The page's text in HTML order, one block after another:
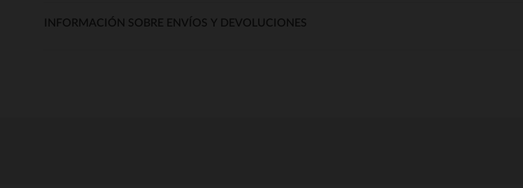
INFORMACIÓN SOBRE ENVÍOS Y DEVOLUCIONES